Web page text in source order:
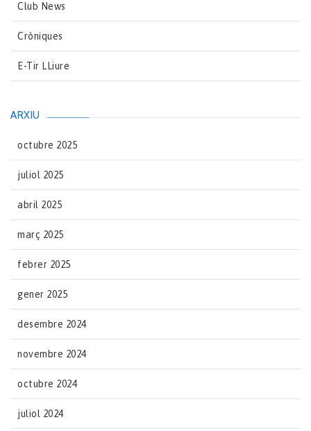
Club News
Cròniques
E-Tir LLiure
ARXIU
octubre 2025
juliol 2025
abril 2025
març 2025
febrer 2025
gener 2025
desembre 2024
novembre 2024
octubre 2024
juliol 2024